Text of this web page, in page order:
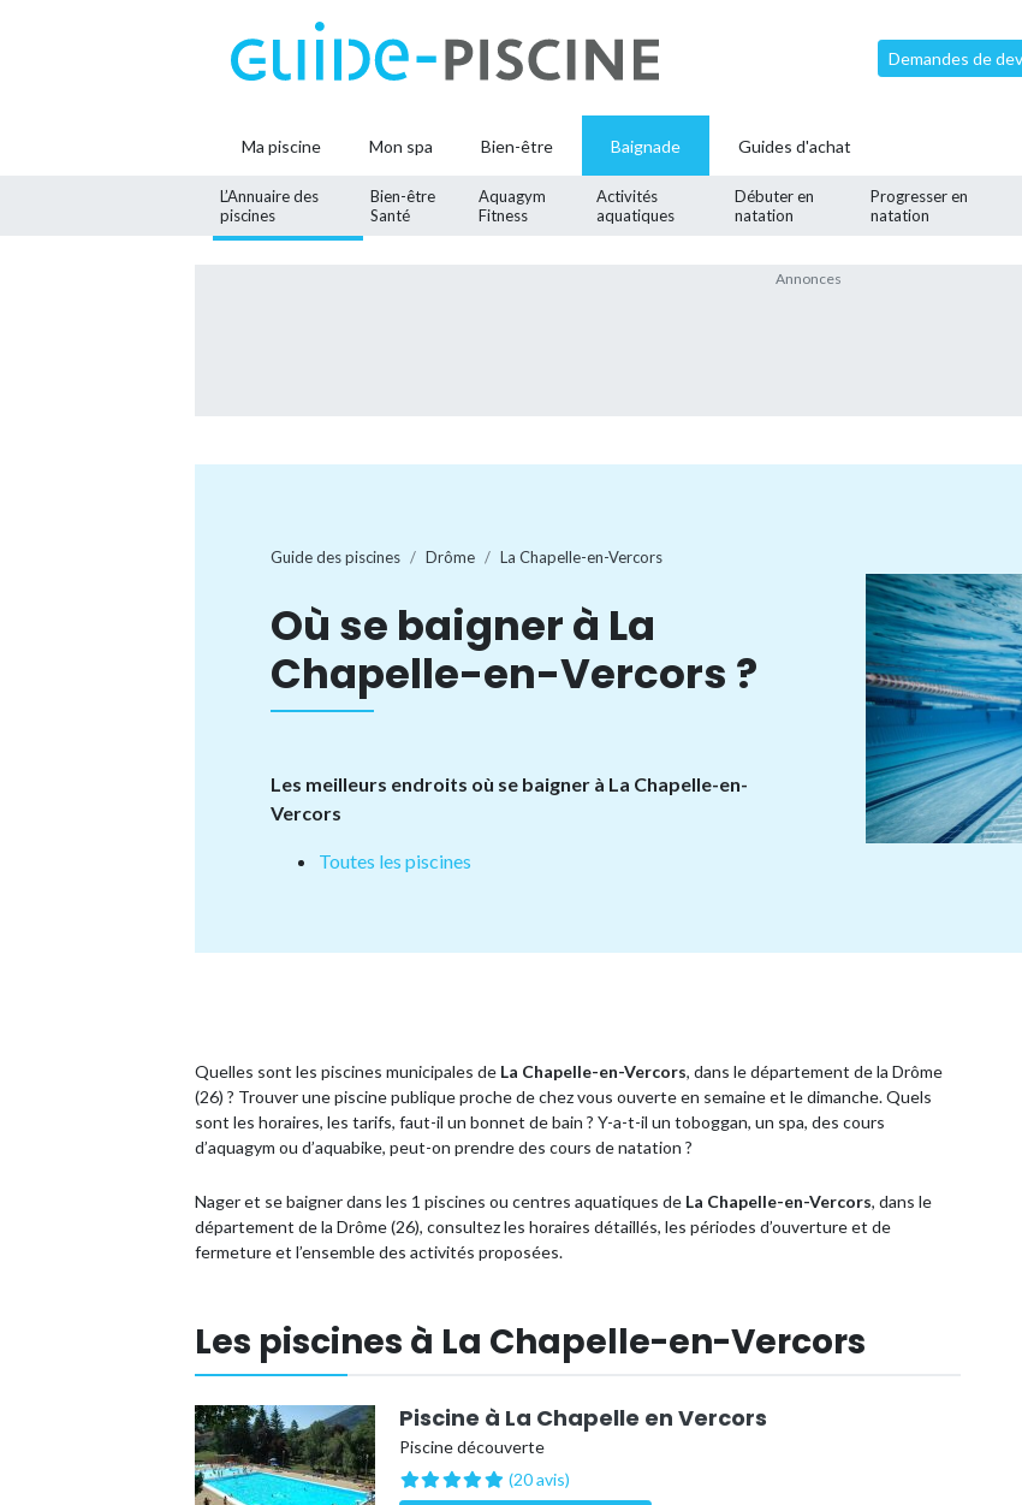
Demandes de
Ma piscine Mon spa Bien-être Baignade
L’Annuaire des
piscines
Bien-être
Santé
Aquagym
Fitness
Activités
aquatiques
Débuter en
natation
Progresser en
natation
Guides d'achat
Guide des piscines Drôme La Chapelle-en-Vercors
Où se baigner à La
Chapelle-en-Vercors ?
Les meilleurs endroits où se baigner à La Chapelle-en-
Vercors
Toutes les piscines
Quelles sont les piscines municipales de La Chapelle-en-Vercors, dans le département de la Drôme
(26) ? Trouver une piscine publique proche de chez vous ouverte en semaine et le dimanche. Quels
sont les horaires, les tarifs, faut-il un bonnet de bain ? Y-a-t-il un toboggan, un spa, des cours
d’aquagym ou d’aquabike, peut-on prendre des cours de natation ?
Nager et se baigner dans les 1 piscines ou centres aquatiques de La Chapelle-en-Vercors, dans le
département de la Drôme (26), consultez les horaires détaillés, les périodes d’ouverture et de
fermeture et l’ensemble des activités proposées.
Les piscines à La Chapelle-en-Vercors
Piscine à La Chapelle en Vercors
Piscine découverte
(20 avis)